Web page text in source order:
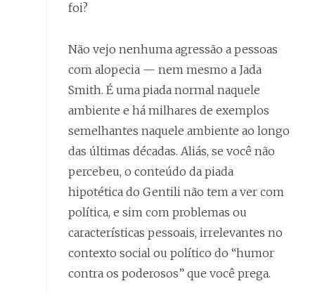
foi?
Não vejo nenhuma agressão a pessoas
com alopecia — nem mesmo a Jada
Smith. É uma piada normal naquele
ambiente e há milhares de exemplos
semelhantes naquele ambiente ao longo
das últimas décadas. Aliás, se você não
percebeu, o conteúdo da piada
hipotética do Gentili não tem a ver com
política, e sim com problemas ou
características pessoais, irrelevantes no
contexto social ou político do “humor
contra os poderosos” que você prega.